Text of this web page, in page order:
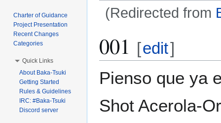
(Redirected from
to
navigation
to
search
001 [edit]
Pienso que ya
Shot Acerola-
Charter of Guidance
Project Presentation
Recent Changes
Categories
Quick Links
About Baka-Tsuki
Getting Started
Rules & Guidelines
IRC: #Baka-Tsuki
Discord server